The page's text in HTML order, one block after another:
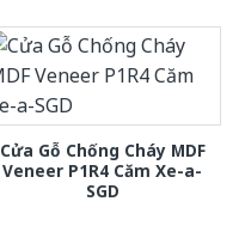
Cửa Gỗ Chống Cháy MDF
Veneer P1R4 Căm Xe-a-
SGD